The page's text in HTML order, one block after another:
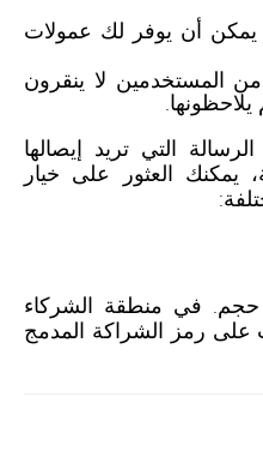
يمكن أن يوفر لك عمولات
من أن 80% من المستخدمين لا ينقرون
يلاحظونها.
التي تريد إيصالها
العثور على خيار
حجم. في منطقة الشركاء
على رمز الشراكة المدمج